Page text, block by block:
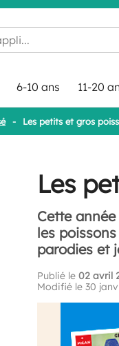
cours...
6-10 ans 11-20
- Les petits et gros
Les
Cette
les
parodies et
Publié le 02 avril
Modifié le 30